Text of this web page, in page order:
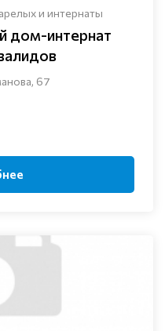
и интернаты
дом-интернат
67